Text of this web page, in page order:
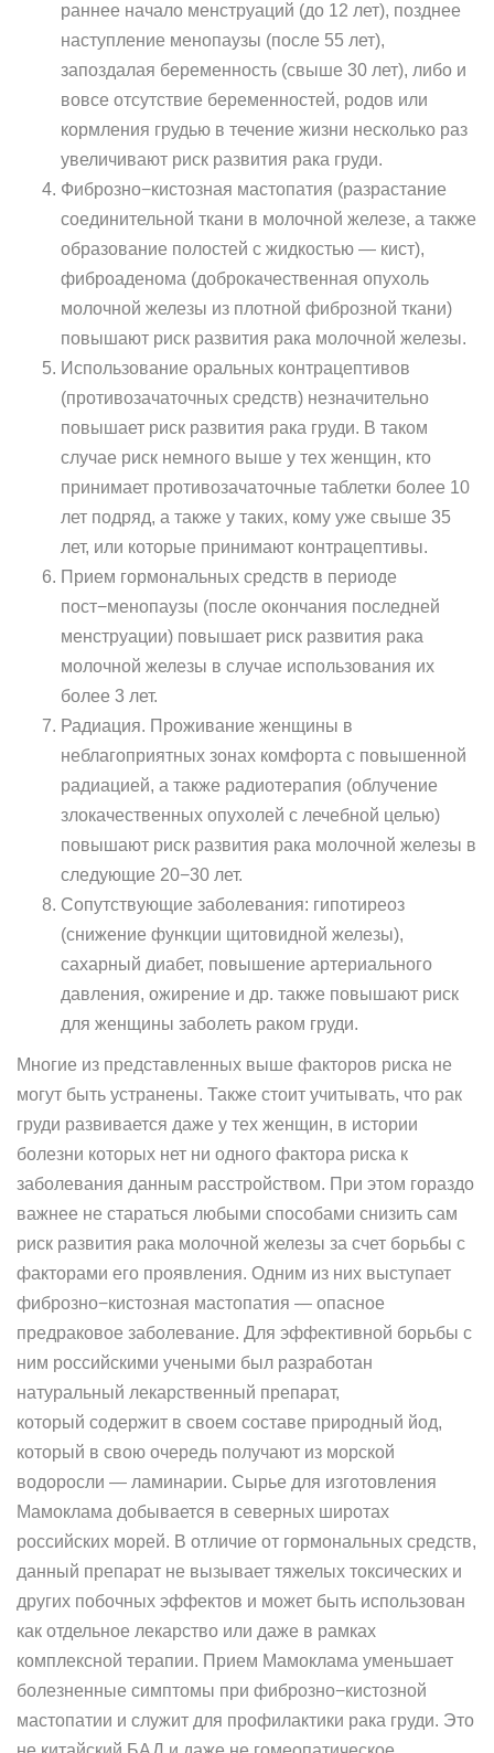
раннее начало менструаций (до 12 лет), позднее
наступление менопаузы (после 55 лет),
запоздалая беременность (свыше 30 лет), либо и
вовсе отсутствие беременностей, родов или
кормления грудью в течение жизни несколько раз
увеличивают риск развития рака груди.
Фиброзно−кистозная мастопатия (разрастание
соединительной ткани в молочной железе, а также
образование полостей с жидкостью — кист),
фиброаденома (доброкачественная опухоль
молочной железы из плотной фиброзной ткани)
повышают риск развития рака молочной железы.
Использование оральных контрацептивов
(противозачаточных средств) незначительно
повышает риск развития рака груди. В таком
случае риск немного выше у тех женщин, кто
принимает противозачаточные таблетки более 10
лет подряд, а также у таких, кому уже свыше 35
лет, или которые принимают контрацептивы.
Прием гормональных средств в периоде
пост−менопаузы (после окончания последней
менструации) повышает риск развития рака
молочной железы в случае использования их
более 3 лет.
Радиация. Проживание женщины в
неблагоприятных зонах комфорта с повышенной
радиацией, а также радиотерапия (облучение
злокачественных опухолей с лечебной целью)
повышают риск развития рака молочной железы в
следующие 20−30 лет.
Сопутствующие заболевания: гипотиреоз
(снижение функции щитовидной железы),
сахарный диабет, повышение артериального
давления, ожирение и др. также повышают риск
для женщины заболеть раком груди.
Многие из представленных выше факторов риска не
могут быть устранены. Также стоит учитывать, что рак
груди развивается даже у тех женщин, в истории
болезни которых нет ни одного фактора риска к
заболевания данным расстройством. При этом гораздо
важнее не стараться любыми способами снизить сам
риск развития рака молочной железы за счет борьбы с
факторами его проявления. Одним из них выступает
фиброзно−кистозная мастопатия — опасное
предраковое заболевание. Для эффективной борьбы с
ним российскими учеными был разработан
натуральный лекарственный препарат,
который содержит в своем составе природный йод,
который в свою очередь получают из морской
водоросли — ламинарии. Сырье для изготовления
Мамоклама добывается в северных широтах
российских морей. В отличие от гормональных средств,
данный препарат не вызывает тяжелых токсических и
других побочных эффектов и может быть использован
как отдельное лекарство или даже в рамках
комплексной терапии. Прием Мамоклама уменьшает
болезненные симптомы при фиброзно−кистозной
мастопатии и служит для профилактики рака груди. Это